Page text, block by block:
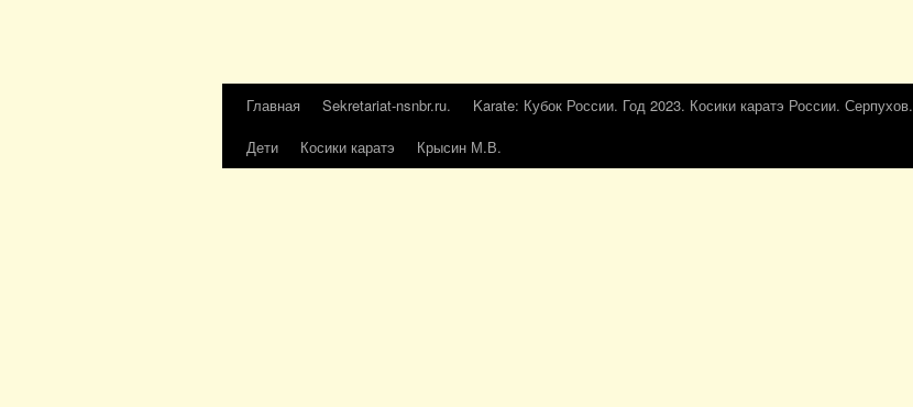
Главная Sekretariat-nsnbr.ru. Karate: Кубок России. Год 2023. Косики каратэ России. Серпухов.
Дети
Косики каратэ Крысин М.В.